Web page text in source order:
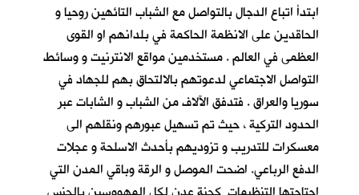
ابتدأ اتباع الدجال بالتواصل مع الشباب التائهين روحيا و
الحاقدين على الانظمة الحاكمة في بلدانهم او القوى
العظمى في العالم . مستخدمين مواقع الانترنيت و وسائط
التواصل الاجتماعي لدعوتهم بالالتحاق بهم للجهاد في
سوريا والعراق . فتدفق الآلاف من الشباب و الشابات عبر
الحدود التركية ، حيث تم تسهيل عبورهم ونقلهم الى
معسكرات للتدريب و تزوديهم بأحدث الاسلحة و عجلات
الدفع الرباعي. اضحت الموصل و الرقة وباقي المدن التي